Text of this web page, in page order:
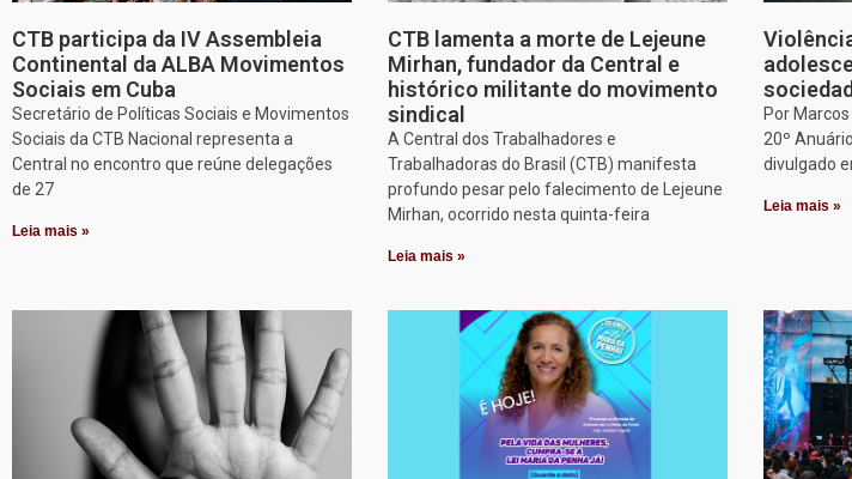
CTB participa da IV Assembleia
Continental da ALBA Movimentos
Sociais em Cuba
Secretário de Políticas Sociais e Movimentos
Sociais da CTB Nacional representa a
Central no encontro que reúne delegações
de 27
Leia mais »
CTB lamenta a morte de Lejeune
Mirhan, fundador da Central e
histórico militante do movimento
sindical
A Central dos Trabalhadores e
Trabalhadoras do Brasil (CTB) manifesta
profundo pesar pelo falecimento de Lejeune
Mirhan, ocorrido nesta quinta-feira
Leia mais »
Por
20º
divulgado
Leia mais »